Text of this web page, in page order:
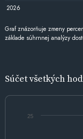
2026
Graf znázorňuje zmeny
základe súhrnnej analýzy
Súčet všetkých
25